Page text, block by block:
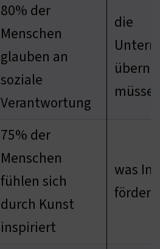
80% der
Menschen
glauben an
soziale
Verantwortung
die
75% der
Menschen
fühlen sich
durch Kunst
inspiriert
was
fördert